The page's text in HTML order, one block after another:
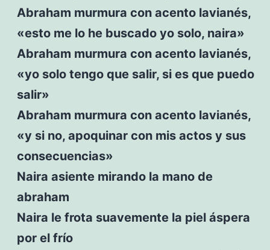
Abraham murmura con acento lavianés,
«esto me lo he buscado yo solo, naira»
Abraham murmura con acento lavianés,
«yo solo tengo que salir, si es que puedo
salir»
Abraham murmura con acento lavianés,
«y si no, apoquinar con mis actos y sus
consecuencias»
Naira asiente mirando la mano de
abraham
Naira le frota suavemente la piel áspera
por el frío